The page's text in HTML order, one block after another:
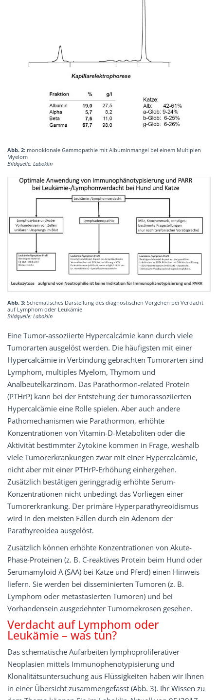
Abb. 2: monoklonale Gammopathie mit Albuminmangel bei einem Multiplen
Myelom
Bildquelle: Laboklin
Abb. 3: Schematisches Darstellung des diagnostischen Vorgehen bei Verdacht
auf Lymphom oder Leukämie
Bildquelle: Laboklin
Eine Tumor-assoziierte Hypercalcämie kann durch viele
Tumorarten ausgelöst werden. Die häufigsten mit einer
Hypercalcämie in Verbindung gebrachten Tumorarten sind
Lymphom, multiples Myelom, Thymom und
Analbeutelkarzinom. Das Parathormon-related Protein
(PTHrP) kann bei der Entstehung der tumorassoziierten
Hypercalcämie eine Rolle spielen. Aber auch andere
Pathomechanismen wie Parathormon, erhöhte
Konzentrationen von Vitamin-D-Metaboliten oder die
Aktivität bestimmter Zytokine kommen in Frage, weshalb
viele Tumorerkrankungen zwar mit einer Hypercalcämie,
nicht aber mit einer PTHrP-Erhöhung einhergehen.
Zusätzlich bestätigen geringgradig erhöhte Serum-
Konzentrationen nicht unbedingt das Vorliegen einer
Tumorerkrankung. Der primäre Hyperparathyreoidismus
wird in den meisten Fällen durch ein Adenom der
Parathyreoidea ausgelöst.
Zusätzlich können erhöhte Konzentrationen von Akute-
Phase-Proteinen (z. B. C-reaktives Protein beim Hund oder
Serumamyloid A (SAA) bei Katze und Pferd) einen Hinweis
liefern. Sie werden bei disseminierten Tumoren (z. B.
Lymphom oder metastasierten Tumoren) und bei
Vorhandensein ausgedehnter Tumornekrosen gesehen.
Verdacht auf Lymphom oder
Leukämie – was tun?
Das schematische Aufarbeiten lymphoproliferativer
Neoplasien mittels Immunophenotypisierung und
Klonalitätsuntersuchung aus Flüssigkeiten haben wir Ihnen
in einer Übersicht zusammengefasst (Abb. 3). Ihr Wissen zu